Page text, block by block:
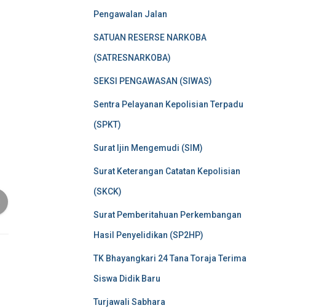
Pengawalan Jalan
SATUAN RESERSE NARKOBA
(SATRESNARKOBA)
SEKSI PENGAWASAN (SIWAS)
Sentra Pelayanan Kepolisian Terpadu
(SPKT)
Surat Ijin Mengemudi (SIM)
Surat Keterangan Catatan Kepolisian
(SKCK)
Surat Pemberitahuan Perkembangan
Hasil Penyelidikan (SP2HP)
TK Bhayangkari 24 Tana Toraja Terima
Siswa Didik Baru
Turjawali Sabhara